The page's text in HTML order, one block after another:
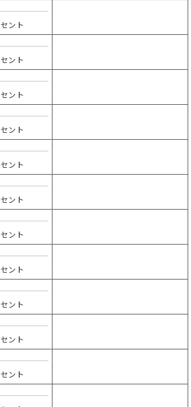
ント
ント
ント
ント
ント
ント
ント
ント
ント
ント
ント